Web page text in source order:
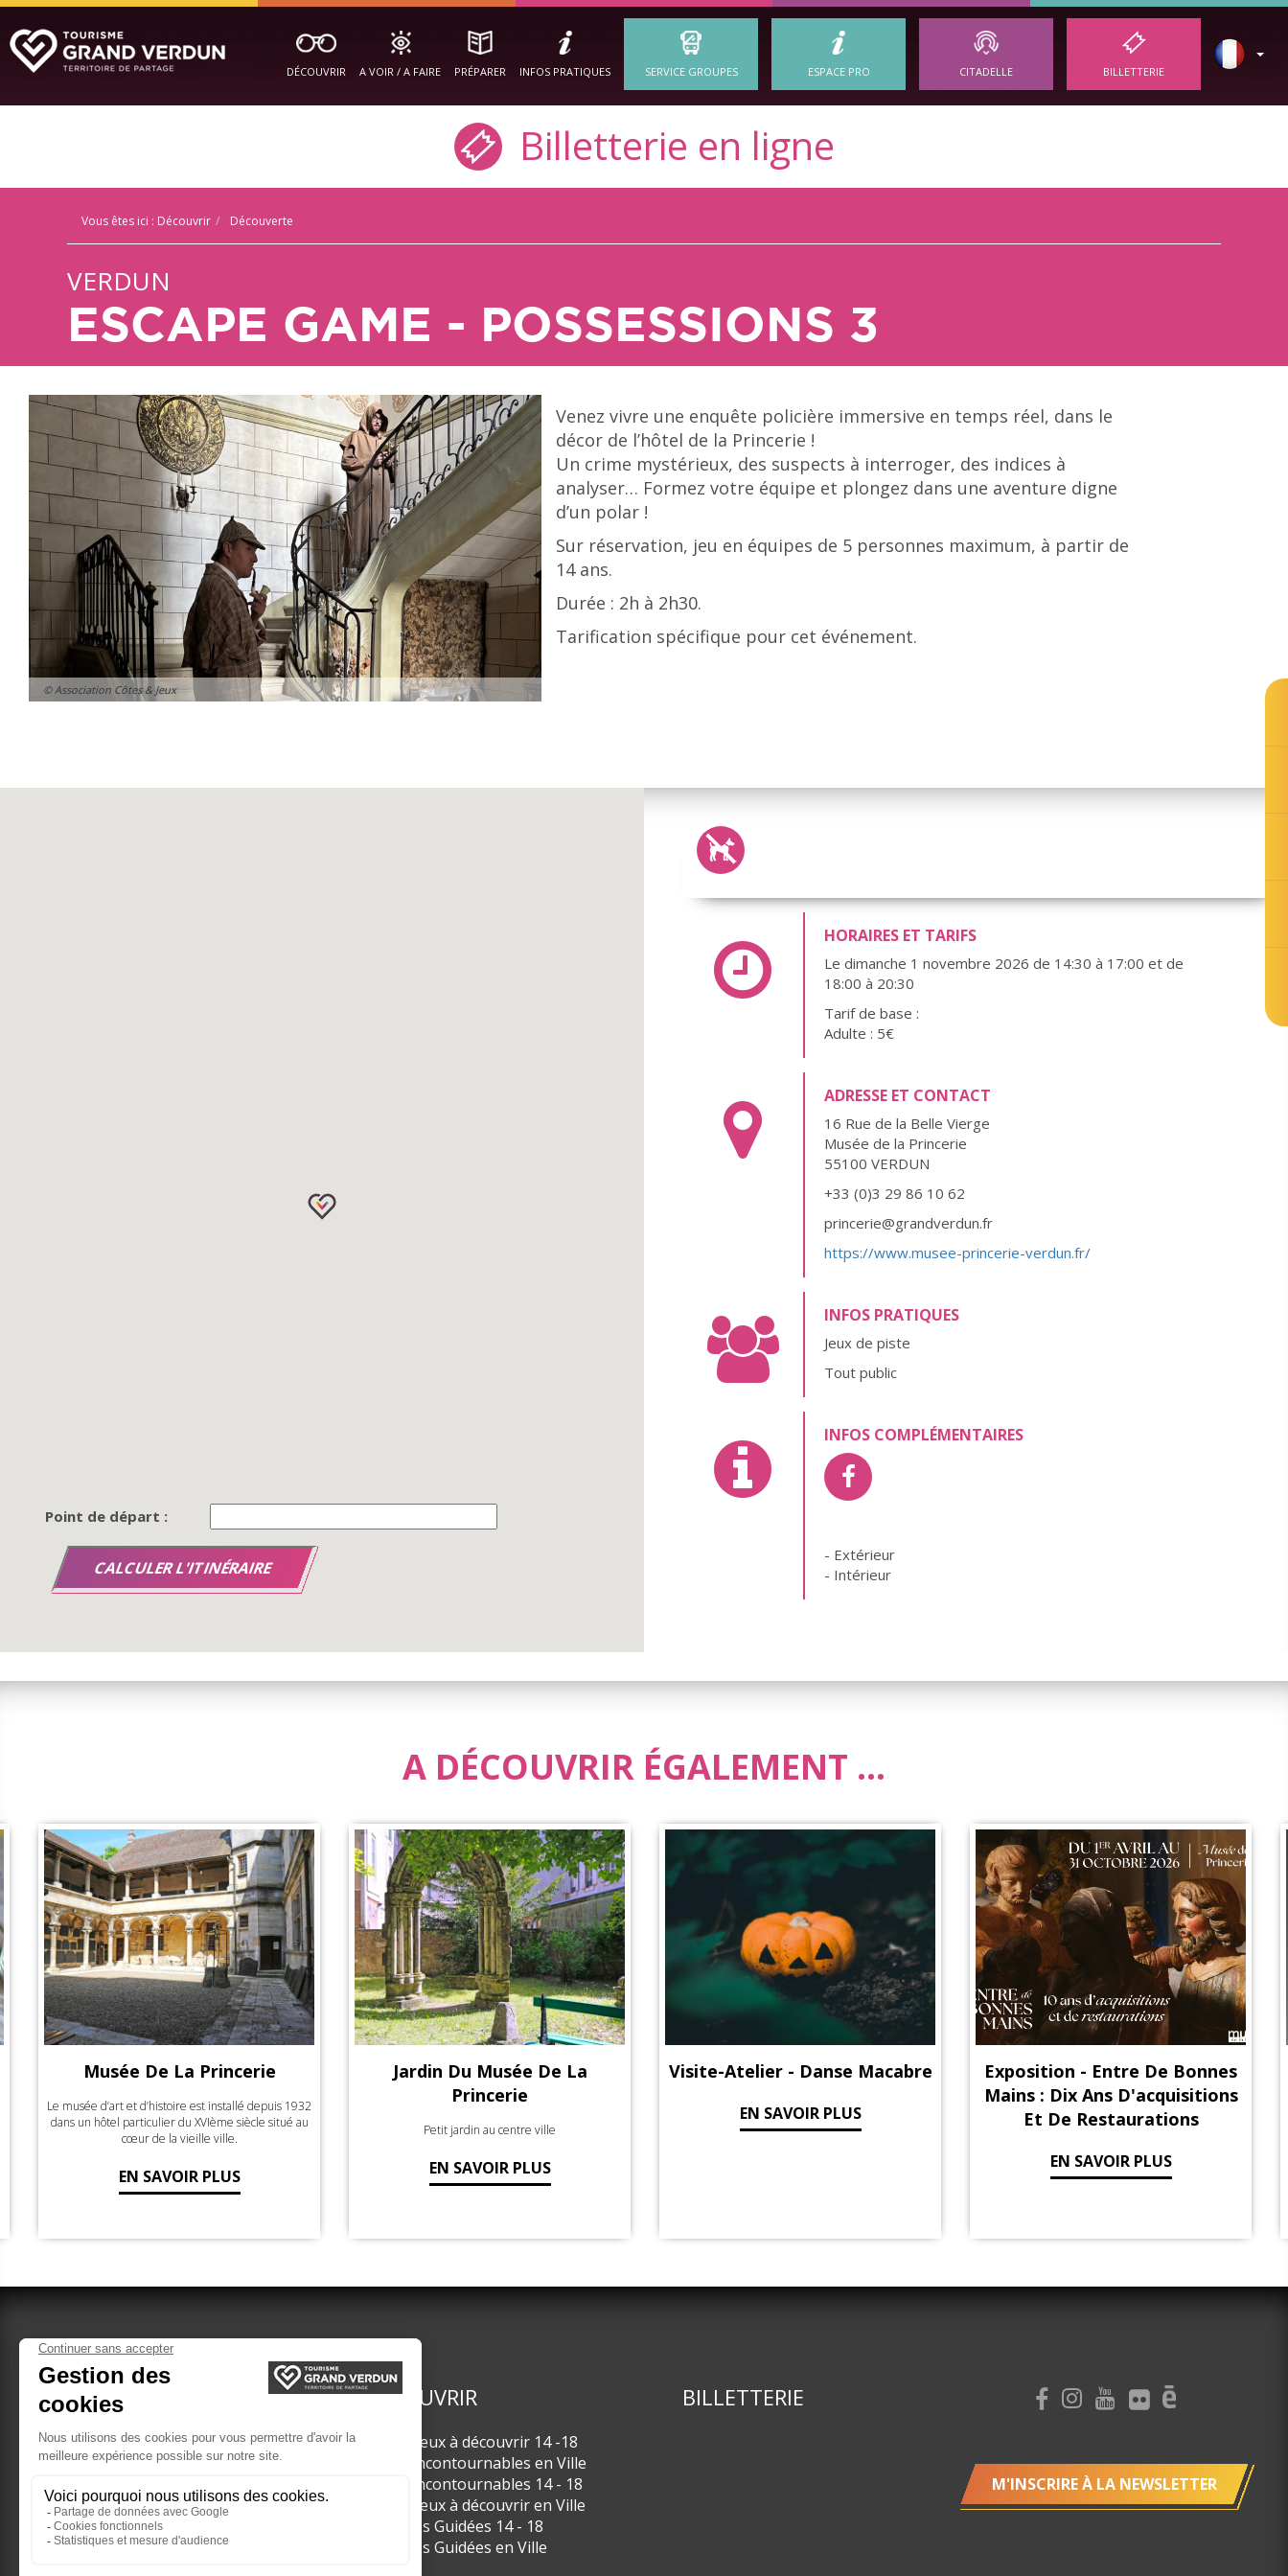
DÉCOUVRIR A VOIR / A FAIRE PRÉPARER INFOS PRATIQUES SERVICE GROUPES ESPACE PRO CITADELLE BILLETTERIE
Billetterie en ligne
Vous êtes ici : Découvrir Découverte
VERDUN
ESCAPE GAME - POSSESSIONS 3
© Association Côtes & Jeux
Venez vivre une enquête policière immersive en temps réel, dans le
décor de l’hôtel de la Princerie !
Un crime mystérieux, des suspects à interroger, des indices à
analyser… Formez votre équipe et plongez dans une aventure digne
d’un polar !
Sur réservation, jeu en équipes de 5 personnes maximum, à partir de
14 ans.
Durée : 2h à 2h30.
Tarification spécifique pour cet événement.
Point de départ :
HORAIRES ET TARIFS
Le dimanche 1 novembre 2026 de 14:30 à 17:00 et de
18:00 à 20:30
Tarif de base :
Adulte : 5€
ADRESSE ET CONTACT
16 Rue de la Belle Vierge
Musée de la Princerie
55100 VERDUN
+33 (0)3 29 86 10 62
princerie@grandverdun.fr
https://www.musee-princerie-verdun.fr/
INFOS PRATIQUES
Jeux de piste
Tout public
INFOS COMPLÉMENTAIRES
- Extérieur
- Intérieur
A DÉCOUVRIR ÉGALEMENT ...
Jardin Du Musée De La
Princerie
Petit jardin au centre ville
EN SAVOIR PLUS
Visite-Atelier - Danse Macabre
Exposition - Entre De Bonnes
Et De Restaurations
Atelier Adultes - Sculpture
Égyptienne
VERDUN TOURISME
Nos guides
Groupes adultes
Groupes scolaires
DÉCOUVRIR
Les lieux à découvrir 14 -18
Les incontournables en Ville
Les incontournables 14 - 18
Les lieux à découvrir en Ville
Visites Guidées 14 - 18
Visites Guidées en Ville
BILLETTERIE
M'INSCRIRE À LA NEWSLETTER